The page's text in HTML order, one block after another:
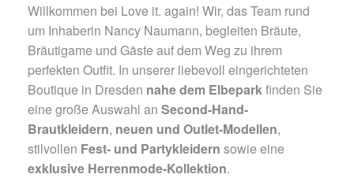
Willkommen bei Love it. again! Wir, das Team rund
um Inhaberin Nancy Naumann, begleiten Bräute,
Bräutigame und Gäste auf dem Weg zu ihrem
perfekten Outfit. In unserer liebevoll eingerichteten
Boutique in Dresden nahe dem Elbeparkfinden Sie
eine große Auswahl an Second-Hand-
Brautkleidern, neuen und Outlet-Modellen,
stilvollen Fest- und Partykleidern sowie eine
exklusive Herrenmode-Kollektion.